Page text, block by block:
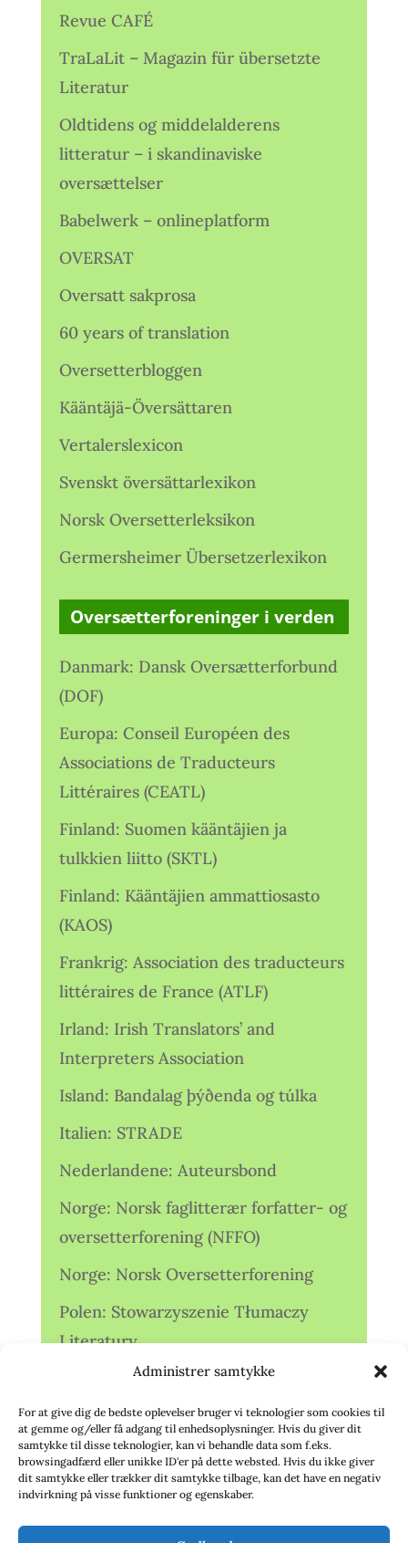
Administrer samtykke
For at give dig de bedste oplevelser bruger vi teknologier som cookies til
at gemme og/eller få adgang til enhedsoplysninger. Hvis du giver dit
samtykke til disse teknologier, kan vi behandle data som f.eks.
browsingadfærd eller unikke ID'er på dette websted. Hvis du ikke giver
dit samtykke eller trækker dit samtykke tilbage, kan det have en negativ
indvirkning på visse funktioner og egenskaber.
Revue CAFÉ
TraLaLit – Magazin für übersetzte
Literatur
Oldtidens og middelalderens
litteratur – i skandinaviske
oversættelser
Babelwerk – onlineplatform
OVERSAT
Oversatt sakprosa
60 years of translation
Oversetterbloggen
Kääntäjä-Översättaren
Vertalerslexicon
Svenskt översättarlexikon
Norsk Oversetterleksikon
Germersheimer Übersetzerlexikon
Oversætterforeninger i verden
Danmark: Dansk Oversætterforbund
(DOF)
Europa: Conseil Européen des
Associations de Traducteurs
Littéraires (CEATL)
Finland: Suomen kääntäjien ja
tulkkien liitto (SKTL)
Finland: Kääntäjien ammattiosasto
(KAOS)
Frankrig: Association des traducteurs
littéraires de France (ATLF)
Irland: Irish Translators’ and
Interpreters Association
Island: Bandalag þýðenda og túlka
Italien: STRADE
Nederlandene: Auteursbond
Norge: Norsk faglitterær forfatter- og
oversetterforening (NFFO)
Norge: Norsk Oversetterforening
Polen: Stowarzyszenie Tłumaczy
Literatury
Storbritannien: Translators
Association (TA)
Sverige: Översättarsektionen (Ö.)
Sverige: Översättarcentrum (ÖC)